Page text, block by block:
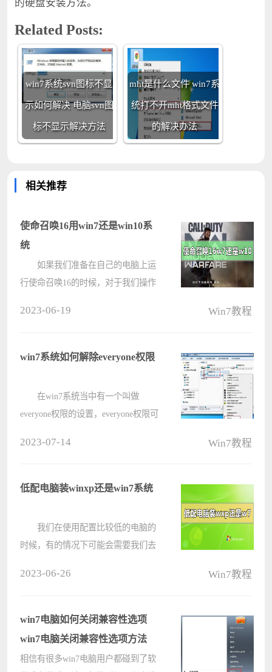
的硬盘安装方法。
Related Posts:
win7系统svn图标不显
示如何解决 电脑svn图
标不显示解决方法
mht是什么文件 win7系
统打不开mht格式文件
的解决办法
相关推荐
使命召唤16用win7还是win10系
统
如果我们准备在自己的电脑上运
行使命召唤16的时候，对于我们操作
我们可以了解一下自己电脑硬件配置
2023-06-19 Win7教程
win7系统如何解除everyone权限
在win7系统当中有一个叫做
everyone权限的设置，everyone权限可
解除everyone权限呢?下面电脑系统之
2023-07-14 Win7教程
低配电脑装winxp还是win7系统
我们在使用配置比较低的电脑的
时候，有的情况下可能会需要我们去
么据小编所知低配电脑装winxp还是
win7????
2023-06-26 Win7教程
win7电脑如何关闭兼容性选项
win7电脑关闭兼容性选项方法
相信有很多win7电脑用户都碰到了软